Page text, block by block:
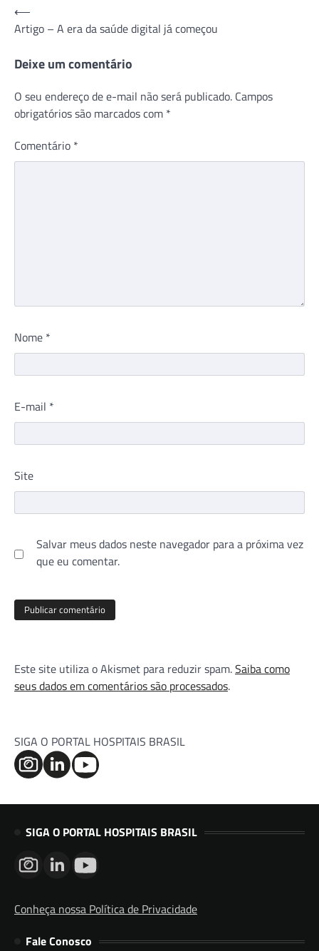
Navegação
de
Post
⟵
Artigo – A era da saúde digital já começou
Deixe um comentário
O seu endereço de e-mail não será publicado. Campos
obrigatórios são marcados com *
Comentário *
Nome *
E-mail *
Site
Salvar meus dados neste navegador para a próxima vez
que eu comentar.
Este site utiliza o Akismet para reduzir spam.Saiba como
seus dados em comentários são processados.
SIGA O PORTAL HOSPITAIS BRASIL
SIGA O PORTAL HOSPITAIS BRASIL
Conheça nossa Política de Privacidade
Fale Conosco